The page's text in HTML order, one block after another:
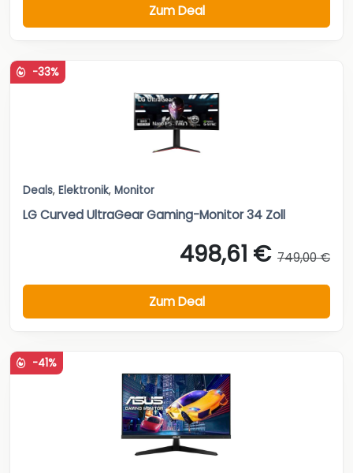
Zum Deal
-33%
Deals, Elektronik, Monitor
LG Curved UltraGear Gaming-Monitor 34 Zoll
498,61 € 749,00 €
Zum Deal
-41%